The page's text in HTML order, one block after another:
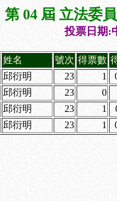
第 04 屆 立法委
投票日期:
姓名 號次 得票數
邱衍明 23 1
邱衍明 23
0
邱衍明 23 1
邱衍明 23 1